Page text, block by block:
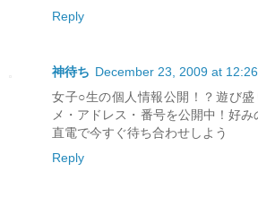
Reply
神待ち December 23, 2009 at
女子○生の個人情報公開！？遊び
メ・アドレス・番号を公開中！好み
直電で今すぐ待ち合わせしよう
Reply